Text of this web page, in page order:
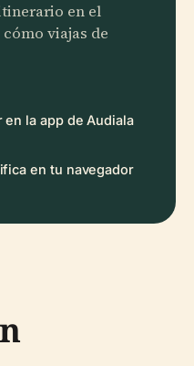
en el
viajas de
en la app de Audiala
en tu navegador